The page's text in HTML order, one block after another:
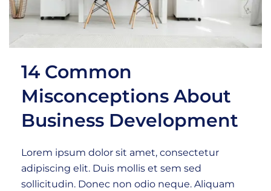
14 Common
Misconceptions About
Business Development
Lorem ipsum dolor sit amet, consectetur
adipiscing elit. Duis mollis et sem sed
sollicitudin. Donec non odio neque. Aliquam